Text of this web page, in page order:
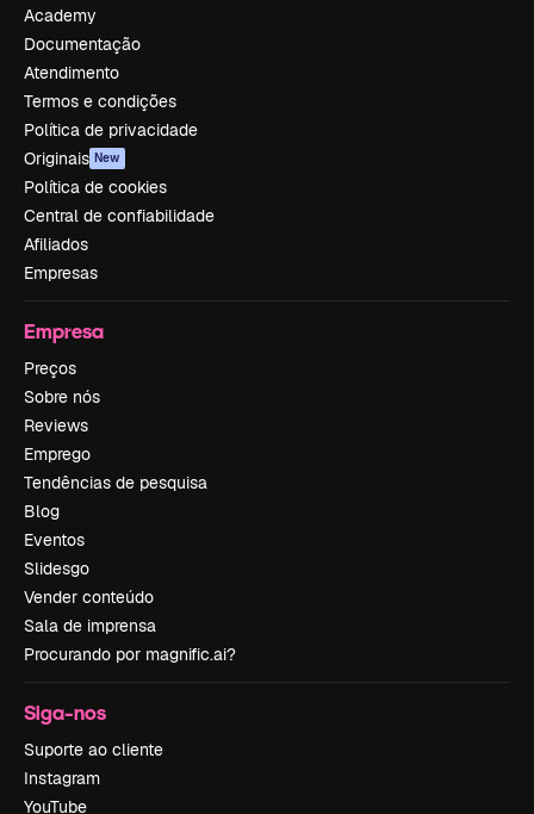
Academy
Documentação
Atendimento
Termos e condições
Política de privacidade
Originais New
Política de cookies
Central de confiabilidade
Afiliados
Empresas
Empresa
Preços
Sobre nós
Reviews
Emprego
Tendências de pesquisa
Blog
Eventos
Slidesgo
Vender conteúdo
Sala de imprensa
Procurando por magnific.ai?
Siga-nos
Suporte ao cliente
Instagram
YouTube